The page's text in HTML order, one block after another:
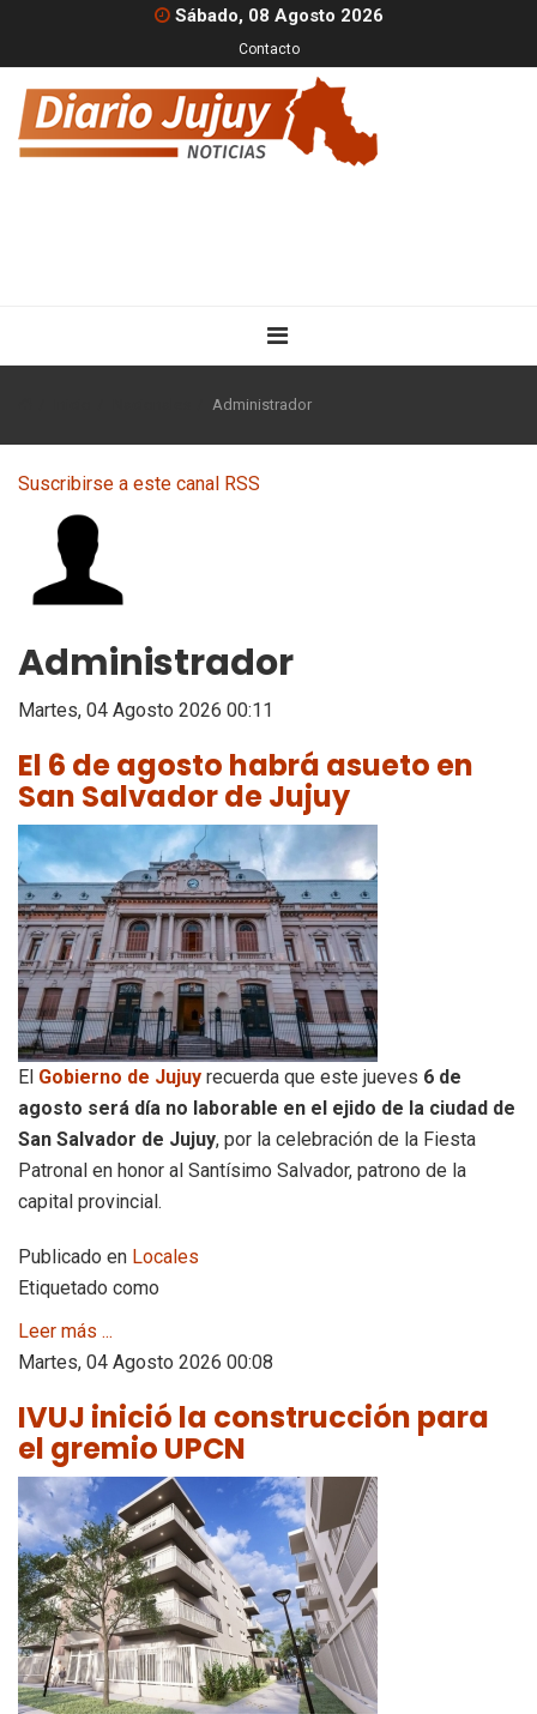
Sábado, 08 Agosto 2026
Contacto
Administrador
Suscribirse a este canal RSS
Administrador
Martes, 04 Agosto 2026 00:11
El 6 de agosto habrá asueto en
San Salvador de Jujuy
El Gobierno de Jujuy recuerda que este jueves 6 de
agosto será día no laborable en el ejido de la ciudad de
San Salvador de Jujuy, por la celebración de la Fiesta
Patronal en honor al Santísimo Salvador, patrono de la
capital provincial.
Publicado en Locales
Etiquetado como
Leer más ...
Martes, 04 Agosto 2026 00:08
IVUJ inició la construcción para
el gremio UPCN